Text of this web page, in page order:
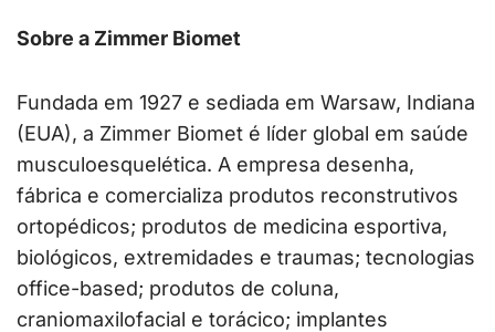
Sobre a Zimmer Biomet
Fundada em 1927 e sediada em Warsaw, Indiana
(EUA), a Zimmer Biomet é líder global em saúde
musculoesquelética. A empresa desenha,
fábrica e comercializa produtos reconstrutivos
ortopédicos; produtos de medicina esportiva,
biológicos, extremidades e traumas; tecnologias
office-based; produtos de coluna,
craniomaxilofacial e torácico; implantes